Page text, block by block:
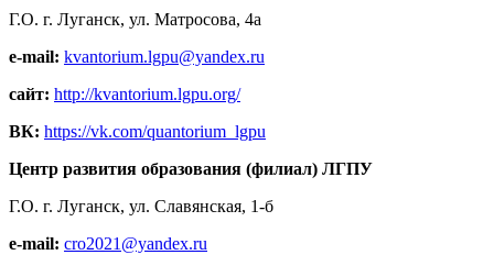
Г.О. г. Луганск, ул. Матросова, 4а
e-mail: kvantorium.lgpu@yandex.ru
сайт: http://kvantorium.lgpu.org/
ВК: https://vk.com/quantorium_lgpu
Центр развития образования (филиал) ЛГПУ
Г.О. г. Луганск, ул. Славянская, 1-б
e-mail: cro2021@yandex.ru